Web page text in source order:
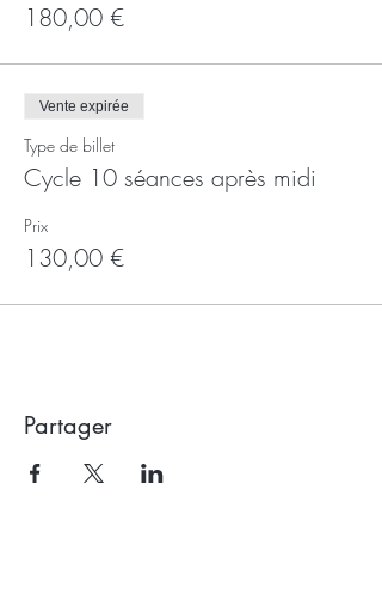
180,00 €
Vente expirée
Type de billet
Cycle 10 séances après midi
Prix
130,00 €
Partager